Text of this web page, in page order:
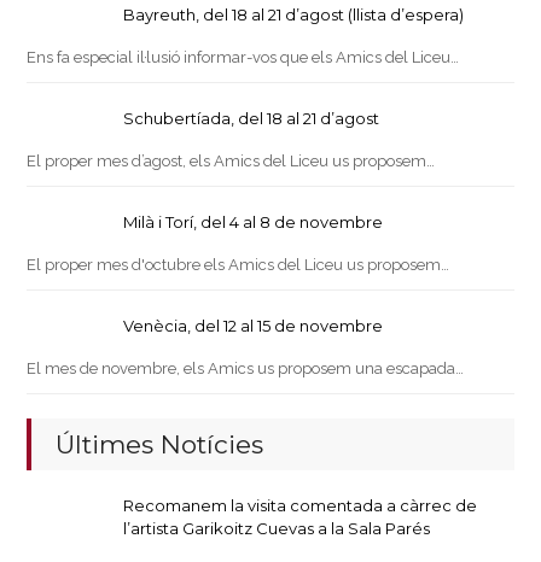
Bayreuth, del 18 al 21 d’agost (llista d’espera)
Ens fa especial il·lusió informar-vos que els Amics del Liceu…
Schubertíada, del 18 al 21 d’agost
El proper mes d’agost, els Amics del Liceu us proposem…
Milà i Torí, del 4 al 8 de novembre
El proper mes d'octubre els Amics del Liceu us proposem…
Venècia, del 12 al 15 de novembre
El mes de novembre, els Amics us proposem una escapada…
Últimes Notícies
Recomanem la visita comentada a càrrec de
l’artista Garikoitz Cuevas a la Sala Parés